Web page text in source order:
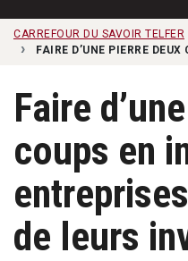
CARREFOUR DU SAVOIR TELFER
FAIRE D’UNE PIERRE
Faire
coups en
de leurs